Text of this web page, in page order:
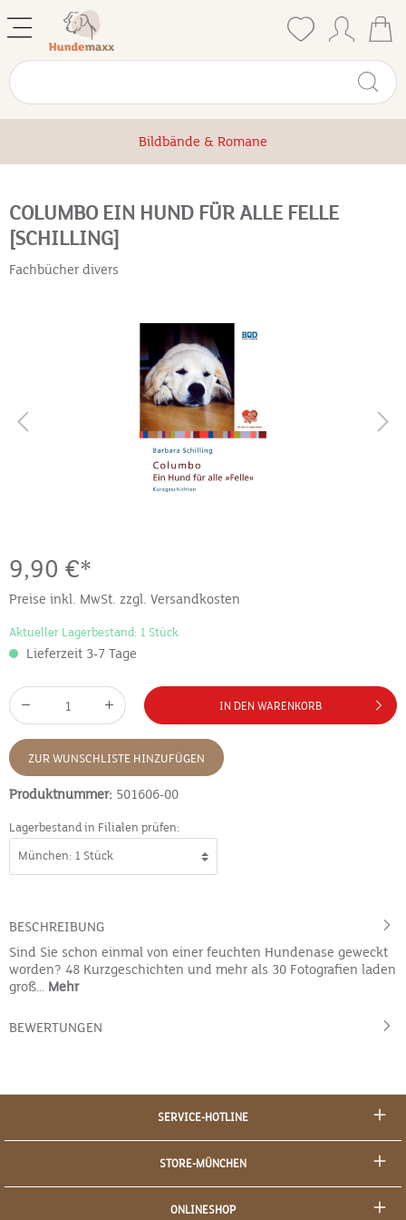
Bildbände & Romane
COLUMBO EIN HUND FÜR ALLE FELLE
[SCHILLING]
Fachbücher divers
9,90 €*
Preise inkl. MwSt. zzgl. Versandkosten
Aktueller Lagerbestand: 1 Stück
Lieferzeit 3-7 Tage
IN DEN WARENKORB
ZUR WUNSCHLISTE HINZUFÜGEN
Produktnummer: 501606-00
Lagerbestand in Filialen prüfen:
BESCHREIBUNG
Sind Sie schon einmal von einer feuchten Hundenase geweckt
worden? 48 Kurzgeschichten und mehr als 30 Fotografien laden
groß… Mehr
BEWERTUNGEN
SERVICE-HOTLINE
STORE-MÜNCHEN
ONLINESHOP